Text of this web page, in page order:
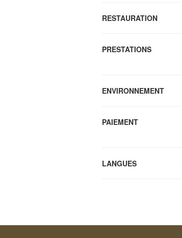
RESTAURATION
PRESTATIONS
ENVIRONNEMENT
PAIEMENT
LANGUES